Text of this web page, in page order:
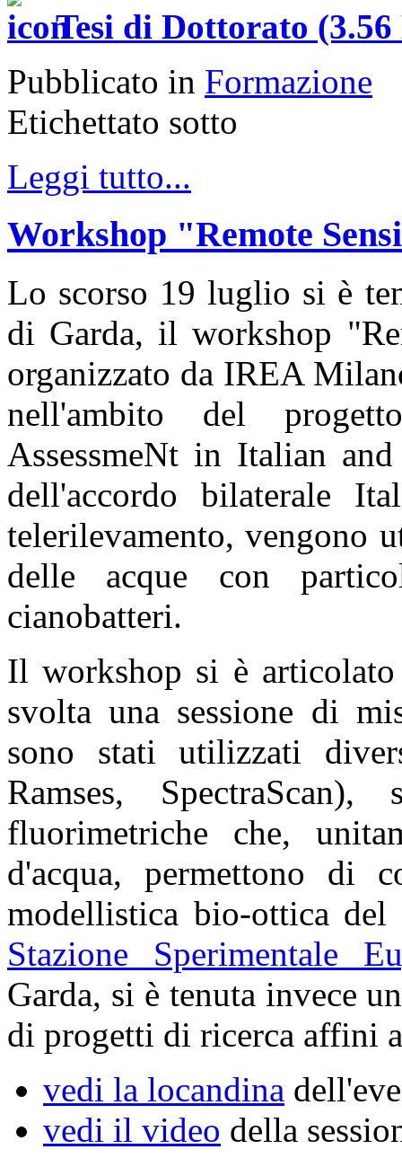
Tesi di Dottorato
Pubblicato in Formazione
Etichettato sotto
Leggi tutto...
Workshop "Remote
Lo scorso 19 luglio si è
di Garda, il workshop
organizzato da IREA
nell'ambito del
AssessmeNt in Italian
dell'accordo bilaterale
telerilevamento, vengono
delle acque con
cianobatteri.
Il workshop si è
svolta una sessione di
sono stati utilizzati
Ramses,
fluorimetriche che,
d'acqua, permettono di
modellistica bio-ottica
Stazione Sperimentale
Garda, si è tenuta invece
di progetti di ricerca affini
vedi la locandina
vedi il video della